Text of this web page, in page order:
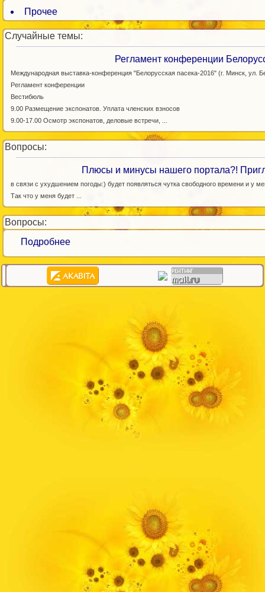
Прочее
Случайные темы:
Регламент конференции
Международная выставка-конференция "Белорусская пасека-2016" (г. Минск, ул.
Регламент конференции
Вестибюль
9.00 Размещение экспонатов. Уплата членских взносов
9.00-17.00 Осмотр экспонатов, деловые встречи, ...
Вопросы:
Плюсы и минусы нашего портала?!
в связи с ухудшением погоды:) будет появляться чутка свободного времени и у
Так что у меня будет ...
Вопросы:
Подробнее